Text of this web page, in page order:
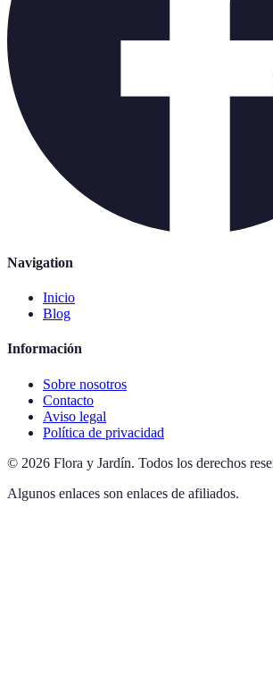
Navigation
Inicio
Blog
Información
Sobre nosotros
Contacto
Aviso legal
Política de privacidad
© 2026 Flora y Jardín. Todos los derechos
Algunos enlaces son enlaces de afiliados.